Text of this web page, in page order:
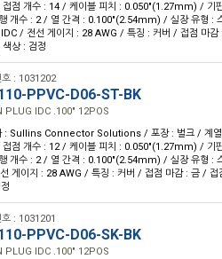
접점 개수 : 14 / 케이블 피치 : 0.050"(1.27mm) / 기
개수 : 2 / 열 간격 : 0.100"(2.54mm) / 실장 유형 :
/ 전선 게이지 : 28 AWG / 특징 : 커버 / 접점 마감
상 : 검정
호 : 1031202
PPVC-D06-ST-BK
PLUG IDC .100" 12POS
: Sullins Connector Solutions / 포장 : 벌크 / 계열
접점 개수 : 12 / 케이블 피치 : 0.050"(1.27mm) / 기
개수 : 2 / 열 간격 : 0.100"(2.54mm) / 실장 유형 :
게이지 : 28 AWG / 특징 : 커버 / 접점 마감 : 금 / 접
호 : 1031201
PPVC-D06-SK-BK
PLUG IDC .100" 12POS